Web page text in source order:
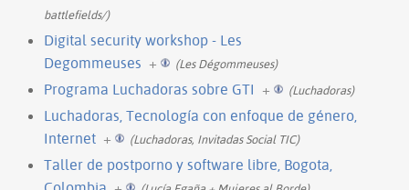
battlefields/)
Digital security workshop - Les
Degommeuses + (Les Dégommeuses)
Programa Luchadoras sobre GTI + (Luchadoras)
Luchadoras, Tecnología con enfoque de género,
Internet + (Luchadoras, Invitadas Social TIC)
Taller de postporno y software libre, Bogota,